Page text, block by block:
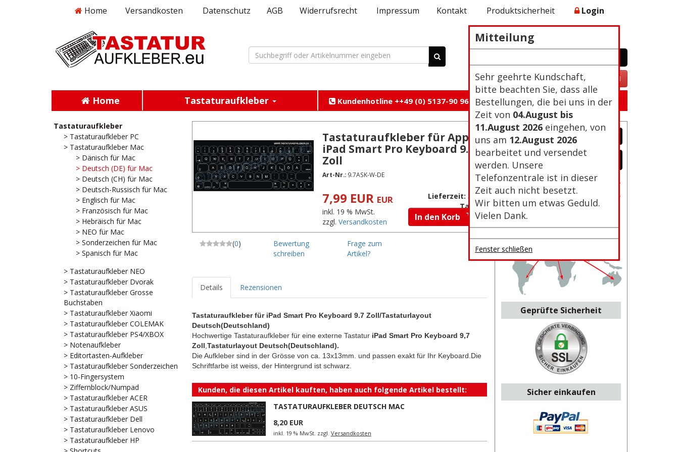
Mitteilung
Sehr geehrte Kundschaft,
bitte beachten Sie, dass alle
Bestellungen, die bei uns in der
Zeit von 04.August bis
11.August 2026 eingehen, von
uns am 12.August 2026
bearbeitet und versendet
werden. Unsere
Telefonzentrale ist in dieser
Zeit auch nicht besetzt.
Wir bitten um etwas Geduld.
Vielen Dank.
Fenster schließen
Home Versandkosten Datenschutz AGB Widerrufsrecht Impressum Kontakt Produktsicherheit Login
WARENKORB
VERTRAG WIDERRUFEN
Home Tastaturaufkleber Kundenhotline ++49 (0) 5137-90 96 105
Tastaturaufkleber
> Tastaturaufkleber PC
> Tastaturaufkleber Mac
> Dänisch für Mac
> Deutsch (DE) für Mac
> Deutsch (CH) für Mac
> Deutsch-Russisch für Mac
> Englisch für Mac
> Französisch für Mac
> Hebräisch für Mac
> NEO für Mac
> Sonderzeichen für Mac
> Spanisch für Mac
> Tastaturaufkleber NEO
> Tastaturaufkleber Dvorak
> Tastaturaufkleber Grosse
Buchstaben
> Tastaturaufkleber Xiaomi
> Tastaturaufkleber COLEMAK
> Tastaturaufkleber PS4/XBOX
> Notenaufkleber
> Editortasten-Aufkleber
> Tastaturaufkleber Sonderzeichen
> 10-Fingersystem
> Ziffernblock/Numpad
> Tastaturaufkleber ACER
> Tastaturaufkleber ASUS
> Tastaturaufkleber Dell
> Tastaturaufkleber Lenovo
> Tastaturaufkleber HP
Tastaturaufkleber für Apple
iPad Smart Pro Keyboard 9.7
Zoll
Art-Nr.: 9.7ASK-W-DE
7,99 EUR EUR
inkl. 19 % MwSt.
zzgl.Versandkosten
Lieferzeit: 3-4
Tage
In den Korb
(0)
Bewertung
schreiben
Frage zum
Artikel?
Details Rezensionen
Tastaturaufkleber für iPad Smart Pro Keyboard 9.7 Zoll/Tastaturlayout
Deutsch(Deutschland)
Hochwertige Tastaturaufkleber für eine externe Tastatur iPad Smart Pro Keyboard 9,7
Zoll Tastaturlayout Deutsch(Deutschland).
Die Aufkleber sind in der Grösse von ca. 13x13mm. und passen exakt für Ihr Keyboard.Die
Schriftfarbe ist weiss, der Hintergrund ist schwarz.
Kunden, die diesen Artikel kauften, haben auch folgende Artikel bestellt:
TASTATURAUFKLEBER DEUTSCH MAC
8,20 EUR
inkl. 19 % MwSt. zzgl. Versandkosten
Passwort vergessen?
Neu Registrierung
Geprüfte Sicherheit
Sicher einkaufen